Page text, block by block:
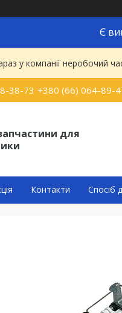
Є
у компанії неробочий
38-73 +380 (66) 064-89-
для
Контакти Спосіб